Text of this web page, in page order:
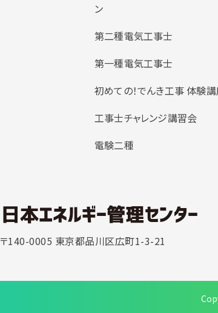
ン
第二種電気工事士
第一種電気工事士
初めての！でんき工事 体験
工事士チャレンジ講習会
電験二種
〒140-0005 東京都品川区広町1-3-21